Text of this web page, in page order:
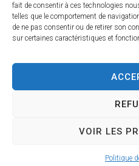
fait de consentir à ces technologies
telles que le comportement de
de ne pas consentir ou de retirer son
sur certaines caractéristiques et
VOIR LES
Politique
54
75
12
contacter
Confid
es